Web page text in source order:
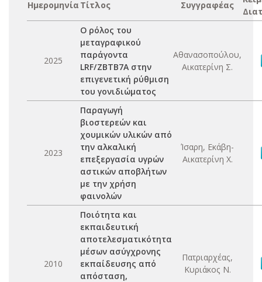
Ημερομηνία Τίτλος Συγγραφέας
2025
Ο ρόλος του
μεταγραφικού
παράγοντα
LRF/ZBTB7A στην
επιγενετική ρύθμιση
του γονιδιώματος
Αθανασοπούλου,
Αικατερίνη Σ.
2023
Παραγωγή
βιοστερεών και
χουμικών υλικών από
την αλκαλική
επεξεργασία υγρών
αστικών αποβλήτων
με την χρήση
φαινολών
Ίσαρη, Εκάβη-
Αικατερίνη Χ.
2010
Ποιότητα και
εκπαιδευτική
αποτελεσματικότητα
μέσων ασύγχρονης
εκπαίδευσης από
απόσταση,
Πατριαρχέας,
Κυριάκος Ν.